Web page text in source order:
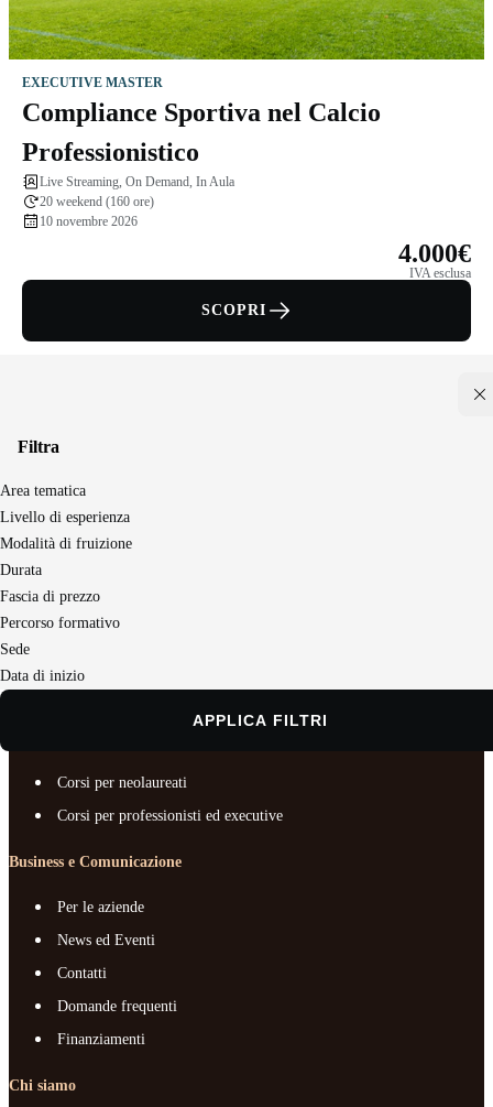
EXECUTIVE MASTER
Compliance Sportiva nel Calcio
Professionistico
Live Streaming, On Demand, In Aula
20 weekend (160 ore)
10 novembre 2026
4.000€
IVA esclusa
SCOPRI
Filtra
Area tematica
Livello di esperienza
Modalità di fruizione
Durata
Fascia di prezzo
Percorso formativo
Sede
Data di inizio
APPLICA FILTRI
Seguici sui social
Master e corsi per profilo
Business e Comunicazione
Chi siamo
Documenti e trasparenza
Corsi per neolaureati
Corsi per professionisti ed executive
Business e Comunicazione
Per le aziende
News ed Eventi
Contatti
Domande frequenti
Finanziamenti
Chi siamo